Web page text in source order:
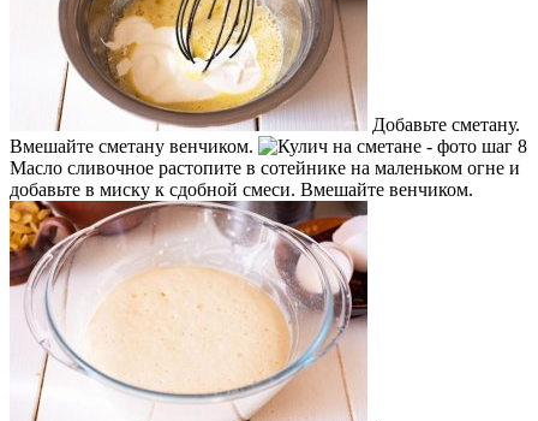
Добавьте сметану.
Вмешайте сметану венчиком.
Масло сливочное растопите в сотейнике на маленьком огне и
добавьте в миску к сдобной смеси. Вмешайте венчиком.